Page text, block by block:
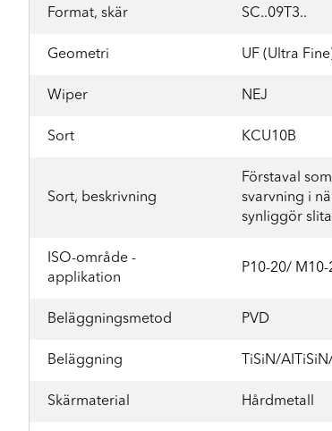
Format, skär SC..09T3..
Geometri UF (Ultra
Wiper NEJ
Sort KCU10B
Sort, beskrivning
Förstaval
svarvning i
synliggör
ISO-område -
applikation
P10-20/
Beläggningsmetod PVD
Beläggning TiSiN/
Skärmaterial Hårdmetall